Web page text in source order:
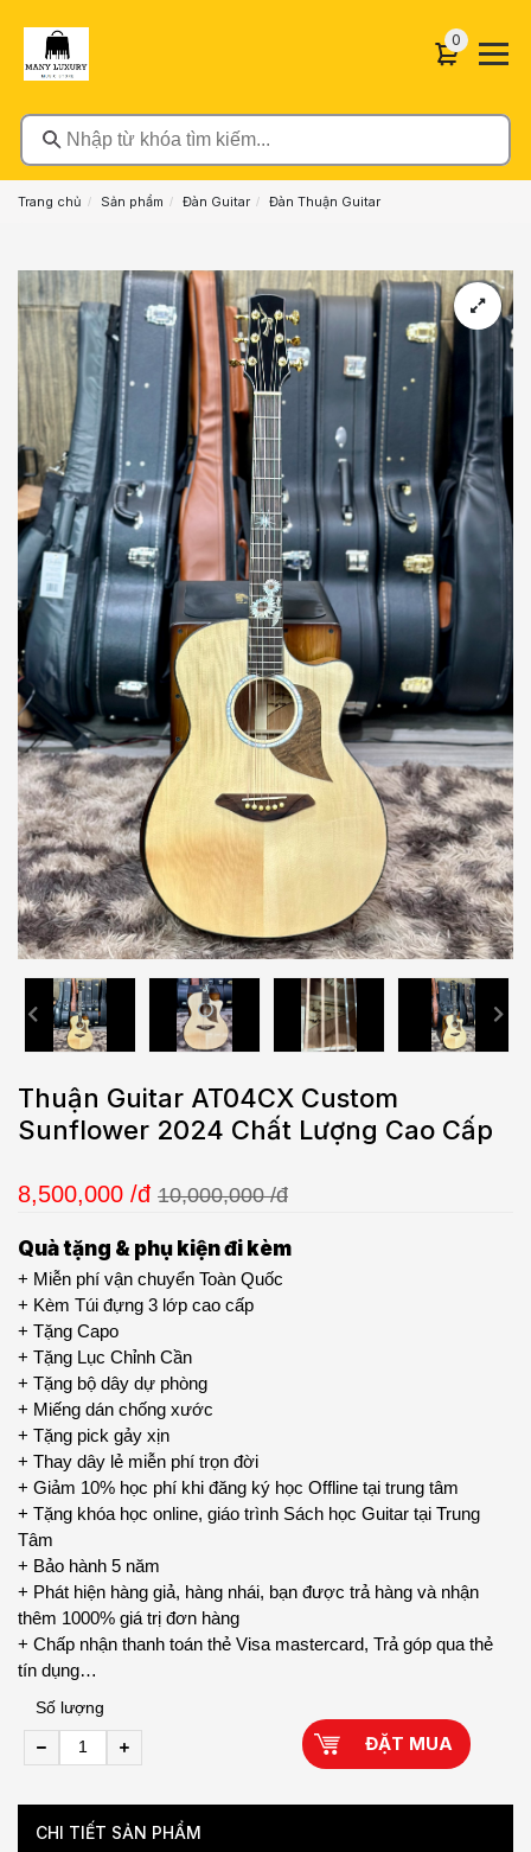
Nhập từ khóa tìm kiếm...
00 sản
Trang chủ Sản phẩm Đàn Guitar Đàn Thuận Guitar
Thuận Guitar AT04CX Custom
Sunflower 2024 Chất Lượng Cao Cấp
8,500,000 /đ 10,000,000 /đ
Quà tặng & phụ kiện đi kèm
+ Miễn phí vận chuyển Toàn Quốc
+ Kèm Túi đựng 3 lớp cao cấp
+ Tặng Capo
+ Tặng Lục Chỉnh Cần
+ Tặng bộ dây dự phòng
+ Miếng dán chống xước
+ Tặng pick gảy xịn
+ Thay dây lẻ miễn phí trọn đời
+ Giảm 10% học phí khi đăng ký học Offline tại trung tâm
+ Tặng khóa học online, giáo trình Sách học Guitar tại Trung
Tâm
+ Bảo hành 5 năm
+ Phát hiện hàng giả, hàng nhái, bạn được trả hàng và nhận
thêm 1000% giá trị đơn hàng
+ Chấp nhận thanh toán thẻ Visa mastercard, Trả góp qua thẻ
tín dụng…
Số lượng
ĐẶT MUA
CHI TIẾT SẢN PHẨM